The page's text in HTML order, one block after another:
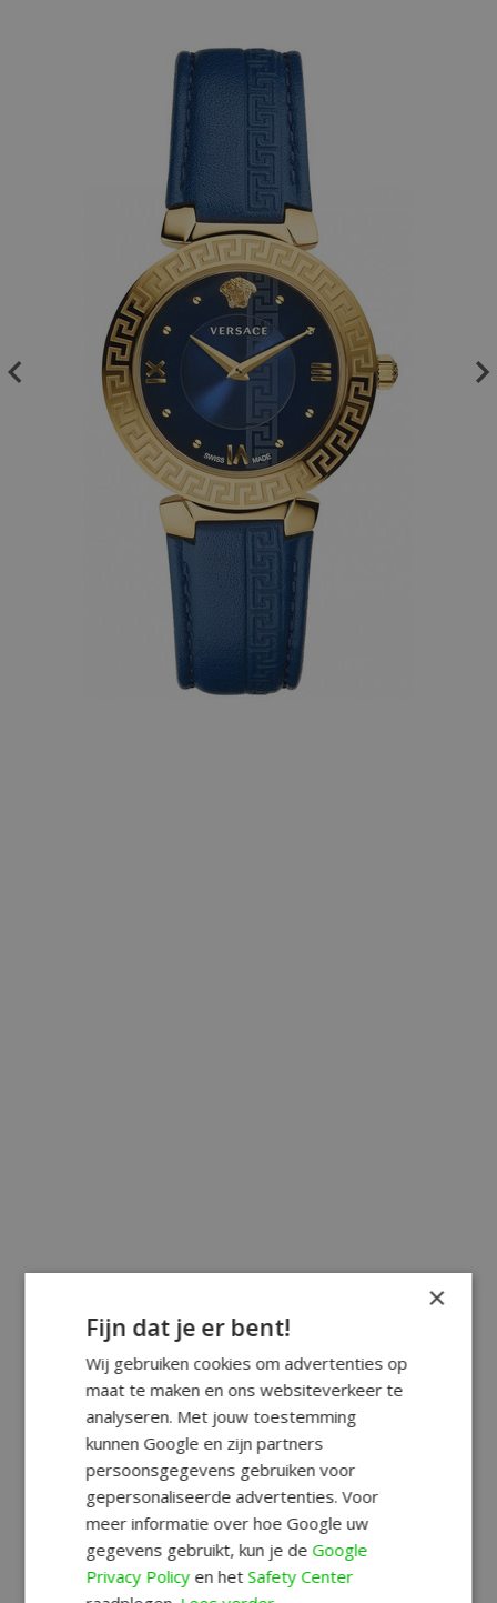
×
Fijn dat je er bent!
Wij gebruiken cookies om advertenties op
maat te maken en ons websiteverkeer te
analyseren. Met jouw toestemming
kunnen Google en zijn partners
persoonsgegevens gebruiken voor
gepersonaliseerde advertenties. Voor
meer informatie over hoe Google uw
gegevens gebruikt, kun je deGoogle
Privacy Policyen hetSafety Center